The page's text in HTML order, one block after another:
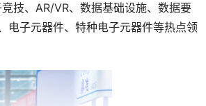
技、AR/VR、数据基础设施、数据要
电子元器件、特种电子元器件等热点领